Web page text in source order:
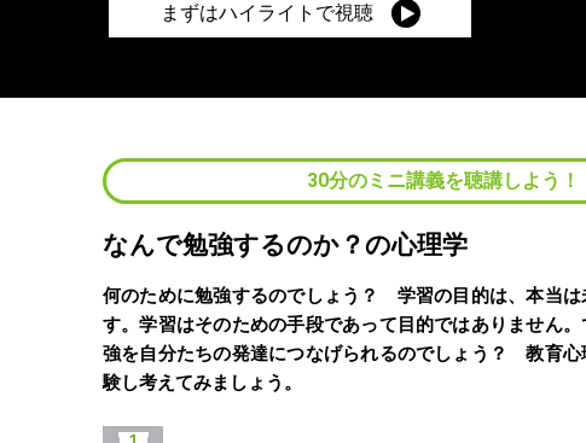
まずはハイライトで視聴
30分のミニ講義を聴講しよう！
なんで勉強するのか？の心理学
何のために勉強するのでしょう？ 学習の目的は、本当は
す。学習はそのための手段であって目的ではありません
強を自分たちの発達につなげられるのでしょう？ 教育心
験し考えてみましょう。